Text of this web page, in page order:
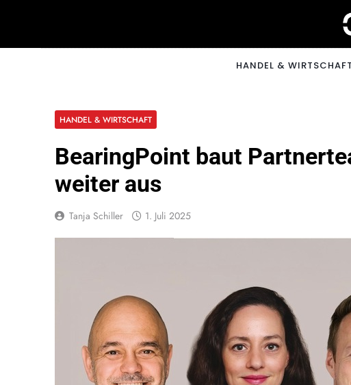
HANDEL & WIRTSCHAFT
HANDEL & WIRTSCHAFT
BearingPoint baut
weiter aus
Tanja Schiller 1. Juli 2025